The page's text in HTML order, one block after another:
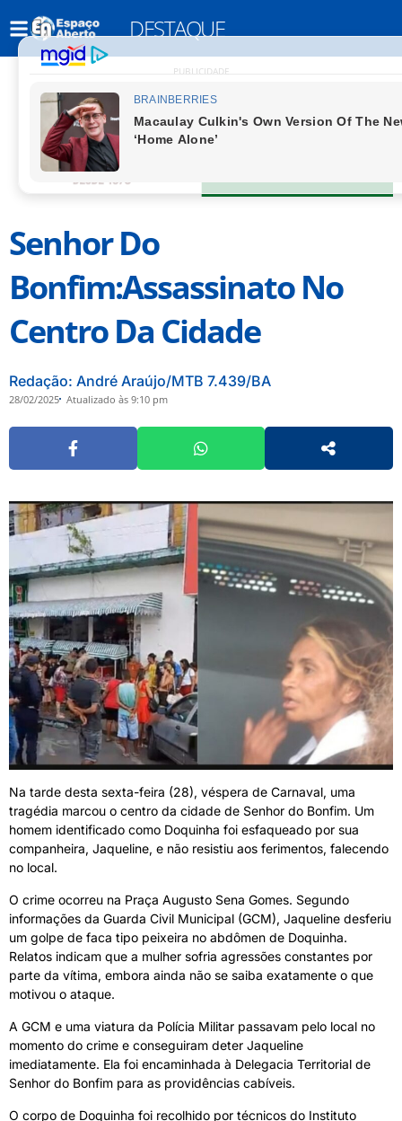
DESTAQUE
PUBLICIDADE
Senhor Do
Bonfim:Assassinato No
Centro Da Cidade
Redação: André Araújo/MTB 7.439/BA
28/02/2025 Atualizado às 9:10 pm
Na tarde desta sexta-feira (28), véspera de Carnaval, uma
tragédia marcou o centro da cidade de Senhor do Bonfim. Um
homem identificado como Doquinha foi esfaqueado por sua
companheira, Jaqueline, e não resistiu aos ferimentos, falecendo
no local.
O crime ocorreu na Praça Augusto Sena Gomes. Segundo
informações da Guarda Civil Municipal (GCM), Jaqueline desferiu
um golpe de faca tipo peixeira no abdômen de Doquinha.
Relatos indicam que a mulher sofria agressões constantes por
parte da vítima, embora ainda não se saiba exatamente o que
motivou o ataque.
A GCM e uma viatura da Polícia Militar passavam pelo local no
momento do crime e conseguiram deter Jaqueline
imediatamente. Ela foi encaminhada à Delegacia Territorial de
Senhor do Bonfim para as providências cabíveis.
O corpo de Doquinha foi recolhido por técnicos do Instituto